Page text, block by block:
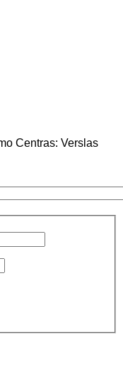
Centras: Verslas